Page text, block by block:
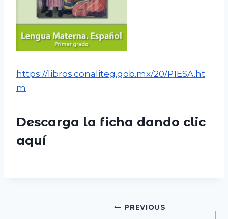
https://libros.conaliteg.gob.mx/20/P1ESA.ht
m
Descarga la ficha dando clic
aquí
PREVIOUS